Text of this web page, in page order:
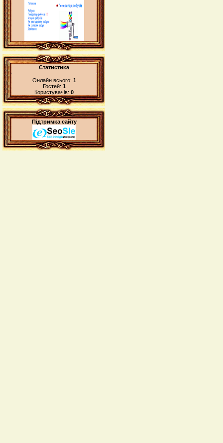
Статистика
Онлайн всього: 1
Гостей: 1
Користувачів: 0
Підтримка сайту